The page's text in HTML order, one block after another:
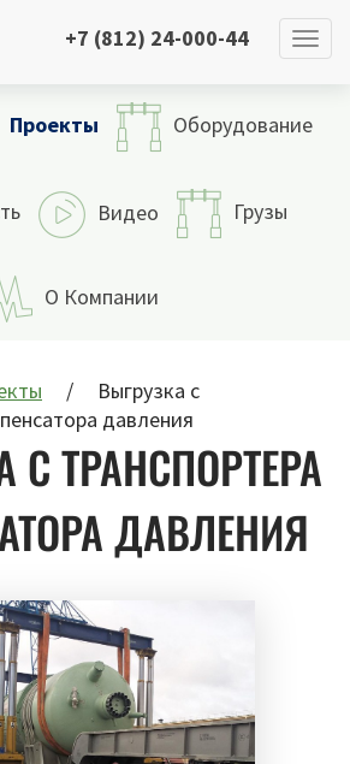
+7 (812) 24-000-44
Проекты Оборудование
Видео Грузы
О Компании
Выгрузка с
давления
С ТРАНСПОРТЕРА
ДАВЛЕНИЯ